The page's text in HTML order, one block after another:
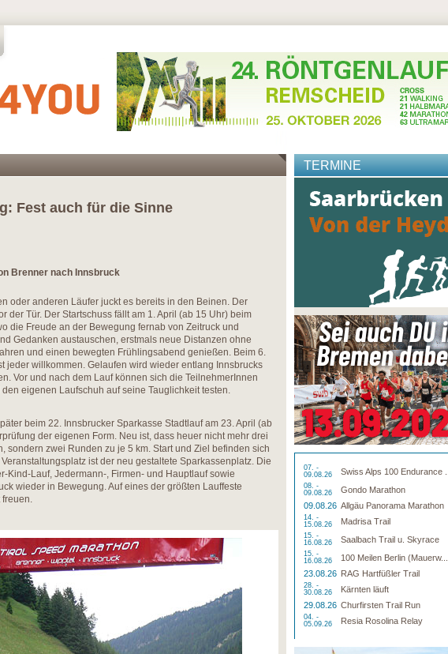
Fest auch für die Sinne
Brenner nach Innsbruck
oder anderen Läufer juckt es bereits in den Beinen. Der
der Tür. Der Startschuss fällt am 1. April (ab 15 Uhr) beim
die Freude an der Bewegung fernab von Zeitruck und
Gedanken austauschen, erstmals neue Distanzen ohne
und einen bewegten Frühlingsabend genießen. Beim 6.
jeder willkommen. Gelaufen wird wieder entlang Innsbrucks
Vor und nach dem Lauf können sich die TeilnehmerInnen
eigenen Laufschuh auf seine Tauglichkeit testen.
beim 22. Innsbrucker Sparkasse Stadtlauf am 23. April (ab
der eigenen Form. Neu ist, dass heuer nicht mehr drei
sondern zwei Runden zu je 5 km. Start und Ziel befinden sich
ist der neu gestaltete Sparkassenplatz. Die
Kind-Lauf, Jedermann-, Firmen- und Hauptlauf sowie
wieder in Bewegung. Auf eines der größten Lauffeste
freuen.
TERMINE
07. -
09.08.26
Swiss Alps 100 Endurance ...
08. -
09.08.26
Gondo Marathon
09.08.26 Allgäu Panorama Marathon
14. -
15.08.26
Madrisa Trail
15. -
16.08.26
Saalbach Trail u. Skyrace
15. -
16.08.26
100 Meilen Berlin (Mauerw...
23.08.26 RAG Hartfüßler Trail
28. -
30.08.26
Kärnten läuft
29.08.26 Churfirsten Trail Run
04. -
05.09.26
Resia Rosolina Relay